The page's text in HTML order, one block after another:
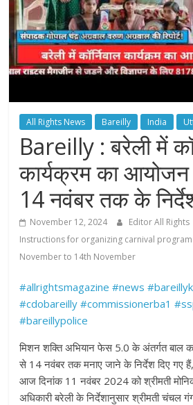
All Rights News Bareilly India
Bareilly : बरेली में
कार्यक्रम का
14 नवंबर तक के
November 12, 2024 Editor All Rights
Instructions for organizing carnival
November to 14th November
#allrightsmagazine #news
#cdobareilly #commissionerba1
#bareillypolice
मिशन शक्ति अभियान फेस 5.0 के अंतर्गत बाल
से 14 नवंबर तक मनाए जाने के निर्देश दिए गए
आज दिनांक 11 नवंबर 2024 को श्रीमती
अधिकारी बरेली के निर्देशानुसार श्रीमती चंचल